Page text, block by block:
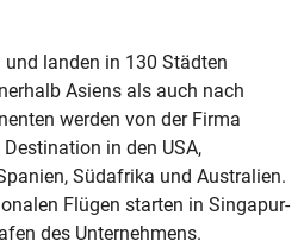
landen in 130 Städten
Asiens als auch nach
werden von der Firma
in den USA,
Südafrika und Australien.
Flügen starten in Singapur-
des Unternehmens.